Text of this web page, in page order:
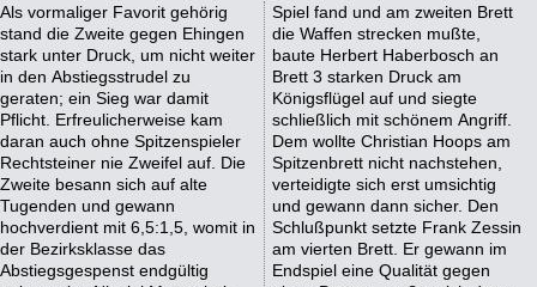
Als vormaliger Favorit gehörig
stand die Zweite gegen Ehingen
stark unter Druck, um nicht weiter
in den Abstiegsstrudel zu
geraten; ein Sieg war damit
Pflicht. Erfreulicherweise kam
daran auch ohne Spitzenspieler
Rechtsteiner nie Zweifel auf. Die
Zweite besann sich auf alte
Tugenden und gewann
hochverdient mit 6,5:1,5, womit in
der Bezirksklasse das
Abstiegsgespenst endgültig
Spiel fand und am zweiten Brett
die Waffen strecken mußte,
baute Herbert Haberbosch an
Brett 3 starken Druck am
Königsflügel auf und siegte
schließlich mit schönem Angriff.
Dem wollte Christian Hoops am
Spitzenbrett nicht nachstehen,
verteidigte sich erst umsichtig
und gewann dann sicher. Den
Schlußpunkt setzte Frank Zessin
am vierten Brett. Er gewann im
Endspiel eine Qualität gegen